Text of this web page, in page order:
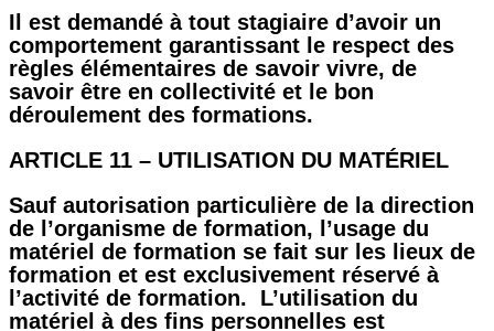
Il est demandé à tout stagiaire d’avoir un
comportement garantissant le respect des
règles élémentaires de savoir vivre, de
savoir être en collectivité et le bon
déroulement des formations.
ARTICLE 11 – UTILISATION DU MATÉRIEL
Sauf autorisation particulière de la direction
de l’organisme de formation, l’usage du
matériel de formation se fait sur les lieux de
formation et est exclusivement réservé à
l’activité de formation. L’utilisation du
matériel à des fins personnelles est